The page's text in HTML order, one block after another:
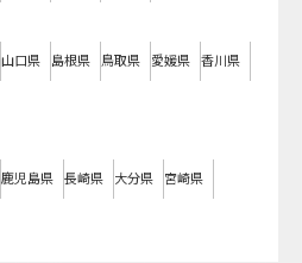
山口県 島根県 鳥取県 愛媛県 香川県
鹿児島県 長崎県 大分県 宮崎県